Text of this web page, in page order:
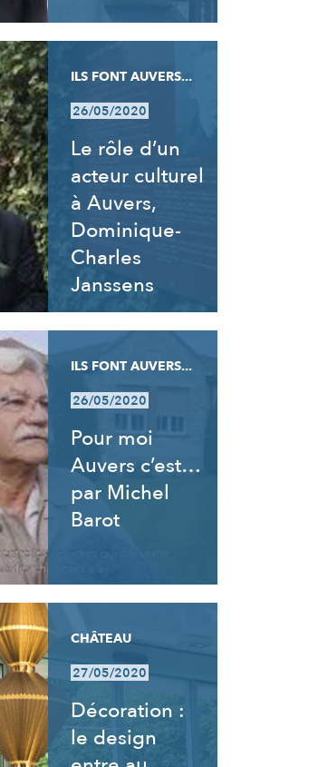
ILS FONT AUVERS...
26/05/2020
Le rôle d’un
acteur culturel
à Auvers,
Dominique-
Charles
Janssens
ILS FONT AUVERS...
26/05/2020
Pour moi
Auvers c’est…
par Michel
Barot
CHÂTEAU
27/05/2020
Décoration :
le design